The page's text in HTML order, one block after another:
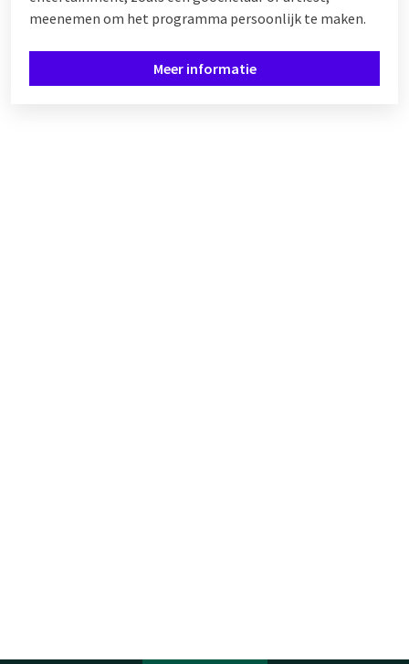
meenemen om het programma persoonlijk te maken.
Meer informatie